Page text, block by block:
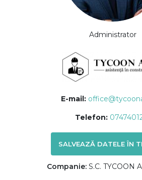
Administrator
E-mail:
Telefon:
SALVEAZĂ DATELE ÎN
Companie: S.C. TYCOON